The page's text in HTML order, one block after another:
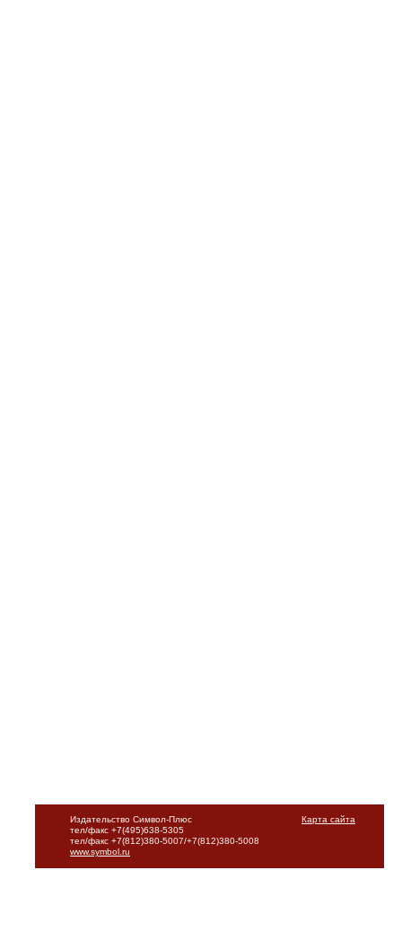
Карта сайта
Издательство Символ-Плюс
тел/факс +7(495)638-5305
тел/факс +7(812)380-5007/+7(812)380-5008
www.symbol.ru